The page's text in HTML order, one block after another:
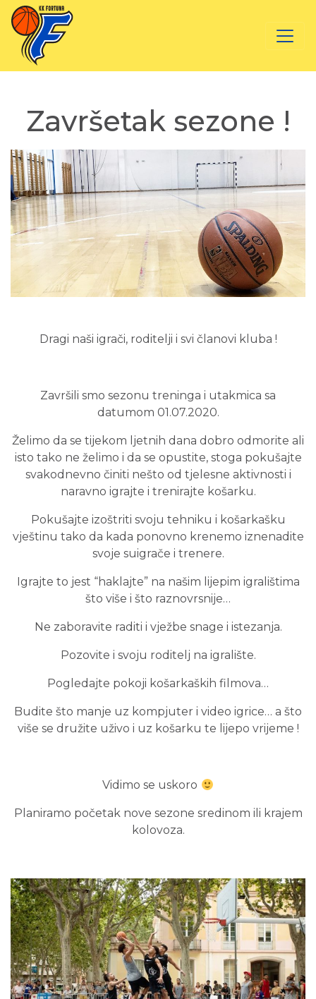
Završetak sezone !
Dragi naši igrači, roditelji i svi članovi kluba !
Završili smo sezonu treninga i utakmica sa
datumom 01.07.2020.
Želimo da se tijekom ljetnih dana dobro odmorite ali
isto tako ne želimo i da se opustite, stoga pokušajte
svakodnevno činiti nešto od tjelesne aktivnosti i
naravno igrajte i trenirajte košarku.
Pokušajte izoštriti svoju tehniku i košarkašku
vještinu tako da kada ponovno krenemo iznenadite
svoje suigrače i trenere.
Igrajte to jest “haklajte” na našim lijepim igralištima
što više i što raznovrsnije…
Ne zaboravite raditi i vježbe snage i istezanja.
Pozovite i svoju roditelj na igralište.
Pogledajte pokoji košarkaških filmova…
Budite što manje uz kompjuter i video igrice… a što
više se družite uživo i uz košarku te lijepo vrijeme !
Vidimo se uskoro
Planiramo početak nove sezone sredinom ili krajem
kolovoza.